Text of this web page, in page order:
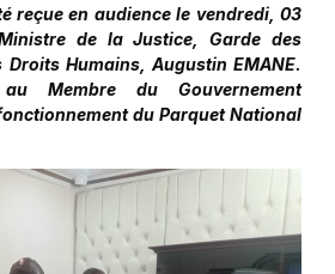
reçue en audience le vendredi, 03
de la Justice, Garde des
Droits Humains, Augustin EMANE.
Membre du Gouvernement
du Parquet National